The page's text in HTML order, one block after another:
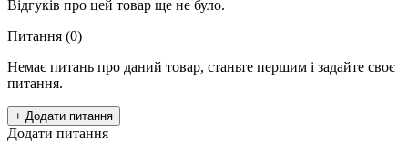
Відгуків про цей товар ще не було.
Питання (0)
Немає питань про даний товар, станьте першим і задайте своє
питання.
+ Додати питання
Додати питання